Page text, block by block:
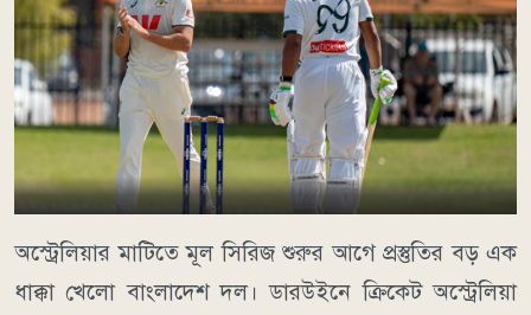
অস্ট্রেলিয়ার মাটিতে মূল সিরিজ শুরুর আগে প্রস্তুতির বড় এক
ধাক্কা খেলো বাংলাদেশ দল। ডারউইনে ক্রিকেট অস্ট্রেলিয়া